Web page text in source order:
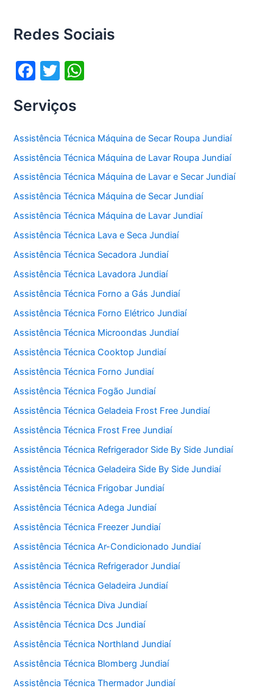
b
o
o
k
A
p
Redes Sociais
F
c
e
b
o
o
k
T
itt
er s
A
p
p
Serviços
Assistência Técnica Máquina de Secar Roupa Jundiaí
Assistência Técnica Máquina de Lavar Roupa Jundiaí
Assistência Técnica Máquina de Lavar e Secar Jundiaí
Assistência Técnica Máquina de Secar Jundiaí
Assistência Técnica Máquina de Lavar Jundiaí
Assistência Técnica Lava e Seca Jundiaí
Assistência Técnica Secadora Jundiaí
Assistência Técnica Lavadora Jundiaí
Assistência Técnica Forno a Gás Jundiaí
Assistência Técnica Forno Elétrico Jundiaí
Assistência Técnica Microondas Jundiaí
Assistência Técnica Cooktop Jundiaí
Assistência Técnica Forno Jundiaí
Assistência Técnica Fogão Jundiaí
Assistência Técnica Geladeia Frost Free Jundiaí
Assistência Técnica Frost Free Jundiaí
Assistência Técnica Refrigerador Side By Side Jundiaí
Assistência Técnica Geladeira Side By Side Jundiaí
Assistência Técnica Frigobar Jundiaí
Assistência Técnica Adega Jundiaí
Assistência Técnica Freezer Jundiaí
Assistência Técnica Ar-Condicionado Jundiaí
Assistência Técnica Refrigerador Jundiaí
Assistência Técnica Geladeira Jundiaí
Assistência Técnica Diva Jundiaí
Assistência Técnica Dcs Jundiaí
Assistência Técnica Northland Jundiaí
Assistência Técnica Blomberg Jundiaí
Assistência Técnica Thermador Jundiaí